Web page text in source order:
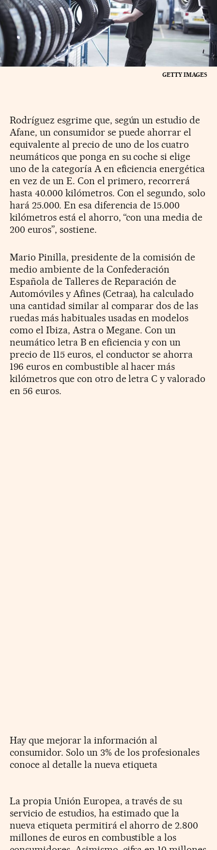
GETTY IMAGES
Rodríguez esgrime que, según un estudio de
Afane, un consumidor se puede ahorrar el
equivalente al precio de uno de los cuatro
neumáticos que ponga en su coche si elige
uno de la categoría A en eficiencia energética
en vez de un E. Con el primero, recorrerá
hasta 40.000 kilómetros. Con el segundo, solo
hará 25.000. En esa diferencia de 15.000
kilómetros está el ahorro, “con una media de
200 euros”, sostiene.
Mario Pinilla, presidente de la comisión de
medio ambiente de la Confederación
Española de Talleres de Reparación de
Automóviles y Afines (Cetraa), ha calculado
una cantidad similar al comparar dos de las
ruedas más habituales usadas en modelos
como el Ibiza, Astra o Megane. Con un
neumático letra B en eficiencia y con un
precio de 115 euros, el conductor se ahorra
196 euros en combustible al hacer más
kilómetros que con otro de letra C y valorado
en 56 euros.
Hay que mejorar la información al
consumidor. Solo un 3% de los profesionales
conoce al detalle la nueva etiqueta
La propia Unión Europea, a través de su
servicio de estudios, ha estimado que la
nueva etiqueta permitirá el ahorro de 2.800
millones de euros en combustible a los